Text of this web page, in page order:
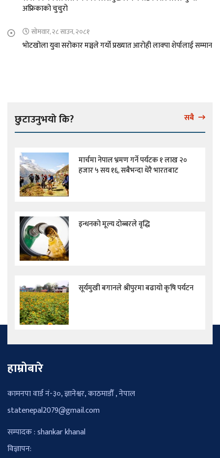
अफ्रिकाको चुचुरो
सोमवार, २८ साउन, २०८१
भोटखोला युवा सरोकार मञ्चले गर्यो प्रख्यात आरोही लाक्पा शेर्पालाई सम्मान
छुटाउनुभयो कि? सबै
मार्चमा नेपाल भ्रमण गर्ने पर्यटक १ लाख २०
हजार ५ सय १६, सबैभन्दा धेरै भारतबाट
इन्धनको मूल्य दोब्बरले वृद्धि
सूर्यमुखी बगानले श्रीपुरमा बढायो कृषि पर्यटन
हाम्रोबारे
कामनपा वार्ड नं-३०, ज्ञानेश्वर, काठमाडौँ , नेपाल
statenepal2079@gmail.com
सम्पादक : shankar khanal
विज्ञापन: